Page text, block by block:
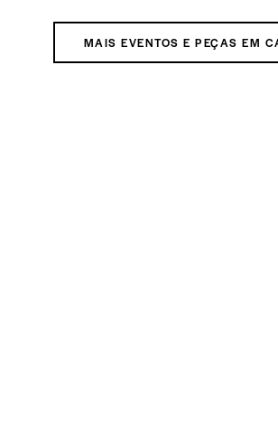
MAIS EVENTOS E PEÇAS EM